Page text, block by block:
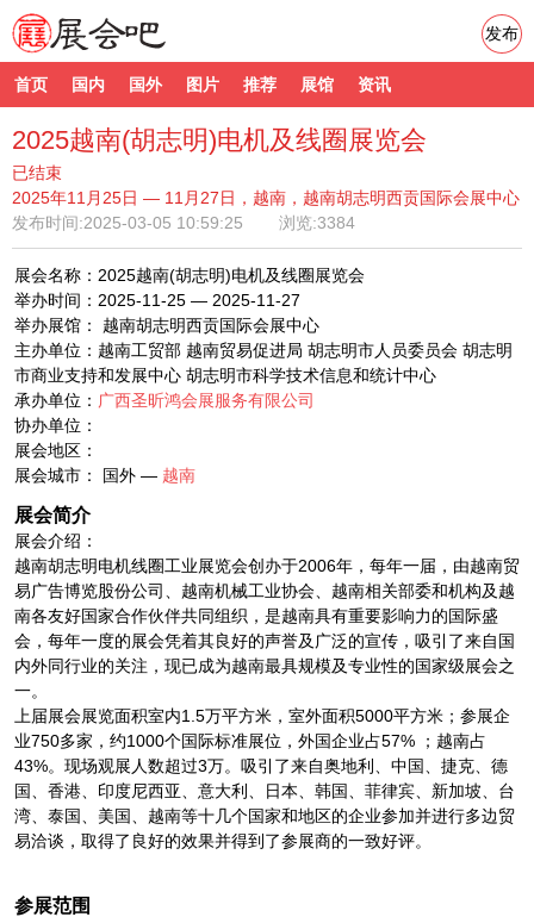
首页 国内 国外 图片 推荐 展馆 资讯
发布
2025越南(胡志明)电机及线圈展览会
已结束
2025年11月25日 — 11月27日，越南，越南胡志明西贡国际会展中心
发布时间:2025-03-05 10:59:25 浏览:3384
展会名称：2025越南(胡志明)电机及线圈展览会
举办时间：2025-11-25 — 2025-11-27
举办展馆： 越南胡志明西贡国际会展中心
主办单位：越南工贸部 越南贸易促进局 胡志明市人员委员会 胡志明
市商业支持和发展中心 胡志明市科学技术信息和统计中心
承办单位： 广西圣昕鸿会展服务有限公司
协办单位：
展会地区：
展会城市： 国外 — 越南
展会简介
展会介绍：
越南胡志明电机线圈工业展览会创办于2006年，每年一届，由越南贸
易广告博览股份公司、越南机械工业协会、越南相关部委和机构及越
南各友好国家合作伙伴共同组织，是越南具有重要影响力的国际盛
会，每年一度的展会凭着其良好的声誉及广泛的宣传，吸引了来自国
内外同行业的关注，现已成为越南最具规模及专业性的国家级展会之
一。
上届展会展览面积室内1.5万平方米，室外面积5000平方米；参展企
业750多家，约1000个国际标准展位，外国企业占57% ；越南占
43%。现场观展人数超过3万。吸引了来自奥地利、中国、捷克、德
国、香港、印度尼西亚、意大利、日本、韩国、菲律宾、新加坡、台
湾、泰国、美国、越南等十几个国家和地区的企业参加并进行多边贸
易洽谈，取得了良好的效果并得到了参展商的一致好评。
参展范围